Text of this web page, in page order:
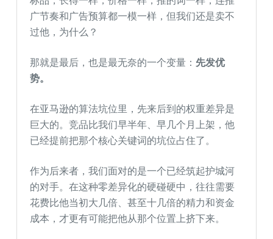
广节奏和广告预算都一模一样，但我们还是卖不
过他，为什么？
那就是最后，也是最无奈的一个变量： 先发优
势。
在亚马逊的算法坑位里，先来后到的权重差异是
巨大的。竞品比我们早半年、早几个月上架，他
已经提前把那个核心关键词的坑位占住了。
作为后来者，我们面对的是一个已经筑起护城河
的对手。在这种零差异化的硬碰硬中，往往需要
花费比他当初大几倍、甚至十几倍的精力和资金
成本，才更有可能把他从那个位置上挤下来。